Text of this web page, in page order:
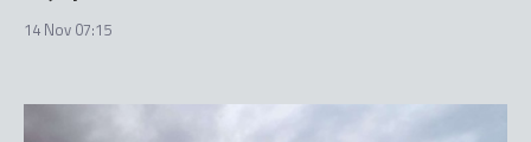
14 Nov 07:15